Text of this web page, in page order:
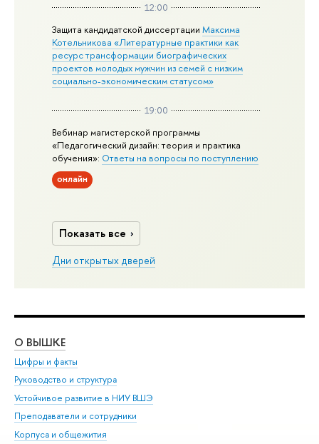
12:00
Защита кандидатской диссертацииМаксима
Котельникова «Литературные практики как
ресурс трансформации биографических
проектов молодых мужчин из семей с низким
социально-экономическим статусом»
19:00
Вебинар магистерской программы
«Педагогический дизайн: теория и практика
обучения»: Ответы на вопросы по поступлению
онлайн
Показать все
Дни открытых дверей
О ВЫШКЕ
Цифры и факты
Руководство и структура
Устойчивое развитие в НИУ ВШЭ
Преподаватели и сотрудники
Корпуса и общежития